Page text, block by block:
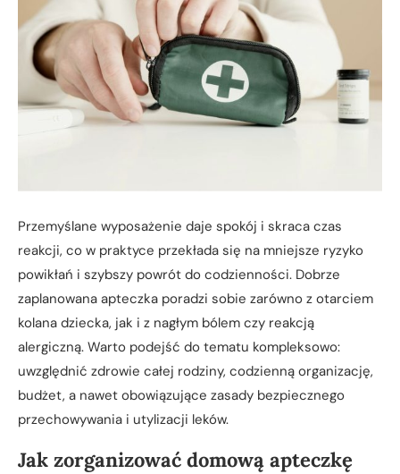
Przemyślane wyposażenie daje spokój i skraca czas
reakcji, co w praktyce przekłada się na mniejsze ryzyko
powikłań i szybszy powrót do codzienności. Dobrze
zaplanowana apteczka poradzi sobie zarówno z otarciem
kolana dziecka, jak i z nagłym bólem czy reakcją
alergiczną. Warto podejść do tematu kompleksowo:
uwzględnić zdrowie całej rodziny, codzienną organizację,
budżet, a nawet obowiązujące zasady bezpiecznego
przechowywania i utylizacji leków.
Jak zorganizować domową apteczkę